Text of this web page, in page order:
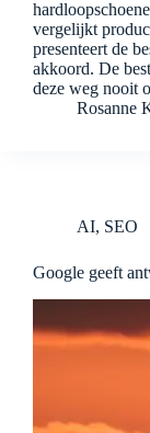
vergelijkt
presenteert de
akkoord. De
deze weg nooit
Rosanne
AI, SEO
Google geeft